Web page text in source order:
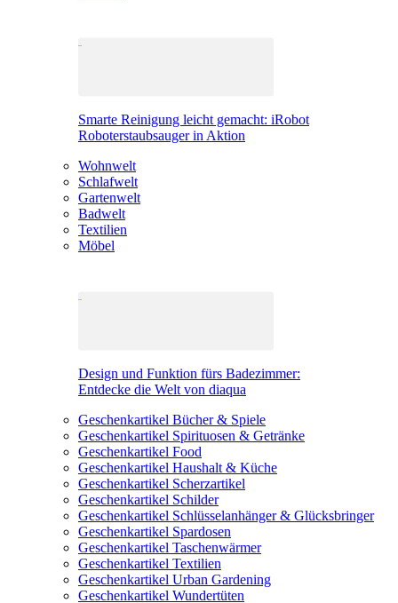
Smarte Reinigung leicht gemacht: iRobot
Roboterstaubsauger in Aktion
Wohnwelt
Schlafwelt
Gartenwelt
Badwelt
Textilien
Möbel
Design und Funktion fürs Badezimmer:
Entdecke die Welt von diaqua
Geschenkartikel Bücher & Spiele
Geschenkartikel Spirituosen & Getränke
Geschenkartikel Food
Geschenkartikel Haushalt & Küche
Geschenkartikel Scherzartikel
Geschenkartikel Schilder
Geschenkartikel Schlüsselanhänger & Glücksbringer
Geschenkartikel Spardosen
Geschenkartikel Taschenwärmer
Geschenkartikel Textilien
Geschenkartikel Urban Gardening
Geschenkartikel Wundertüten